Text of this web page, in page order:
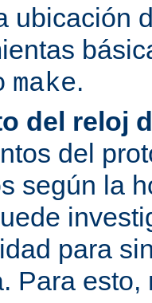
ubicación
make.
del reloj
del
según la
para
Para esto,